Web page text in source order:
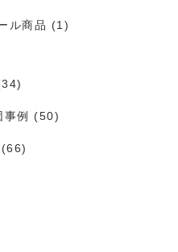
ル商品 (1)
例 (50)
(66)